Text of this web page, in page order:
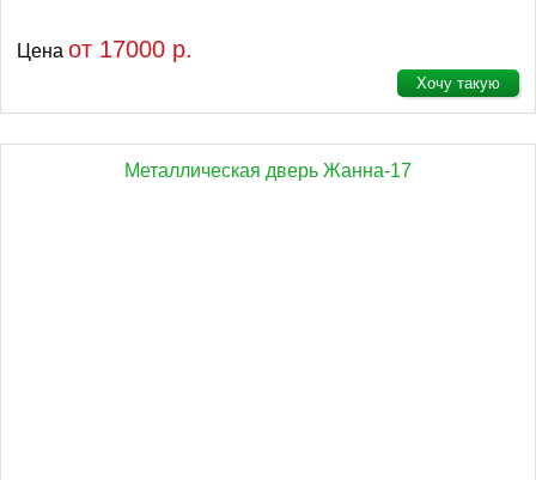
Цена от 17000 р.
Хочу такую
Металлическая дверь Жанна-17